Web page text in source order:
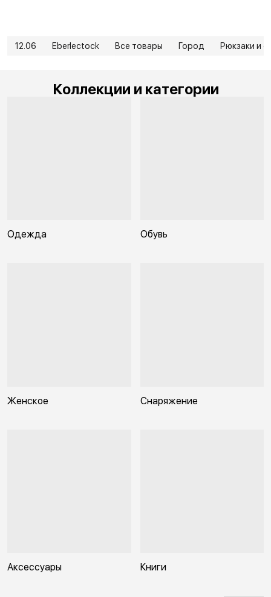
12.06 Eberlectock Все товары Город Рюкзаки и
Коллекции и категории
Одежда Обувь
Женское Снаряжение
Аксессуары Книги